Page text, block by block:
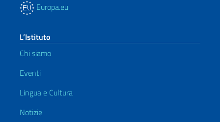
Europa.eu
L’Istituto
Chi siamo
Eventi
Lingua e Cultura
Notizie